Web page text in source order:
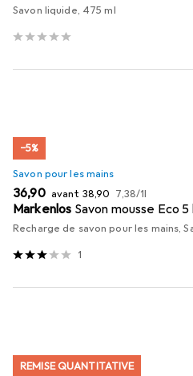
Savon liquide, 475 ml
−5%
Savon pour les mains
EUR
36,90 avant EUR
38,90 EUR
7,38/1l
Markenlos Savon mousse Eco
Recharge de savon pour les mains,
1
REMISE QUANTITATIVE